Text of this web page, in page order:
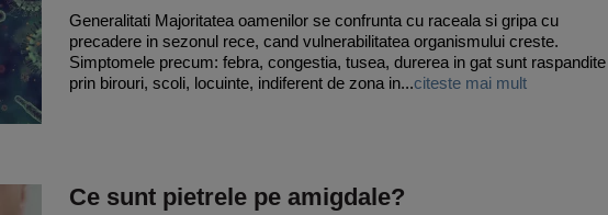
Generalitati Majoritatea oamenilor se confrunta cu raceala si gripa cu
precadere in sezonul rece, cand vulnerabilitatea organismului creste.
Simptomele precum: febra, congestia, tusea, durerea in gat sunt raspandite
prin birouri, scoli, locuinte, indiferent de zona in...citeste mai mult
Ce sunt pietrele pe amigdale?